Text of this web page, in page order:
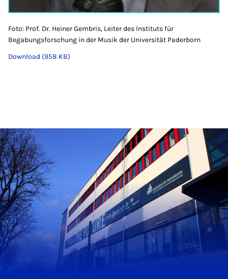
Foto: Prof. Dr. Heiner Gembris, Leiter des Instituts für
Begabungsforschung in der Musik der Universität Paderborn
Download (958 KB)